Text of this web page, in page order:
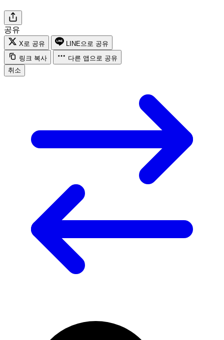
공유
X로 공유
LINE으로 공유
링크 복사
다른 앱으로 공유
취소